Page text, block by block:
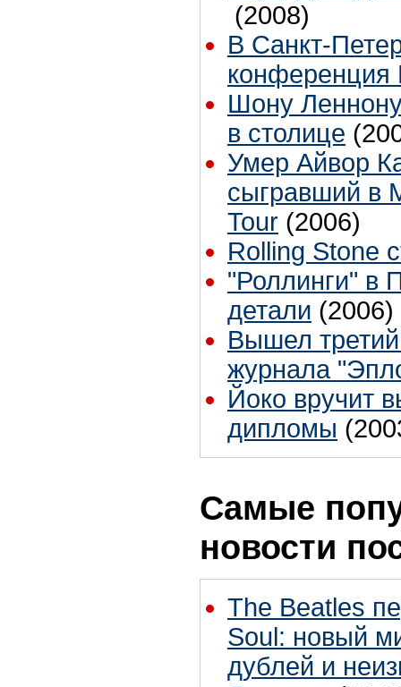
(2008)
В Санкт-
Шону
в столице
Умер Айвор
сыгравший в
Tour (2006)
Rolling Stone
"Роллинги" в
детали (2006)
Вышел
журнала
Йоко вручит
дипломы
Самые
новости
The Beatles
Soul: новый
дублей и